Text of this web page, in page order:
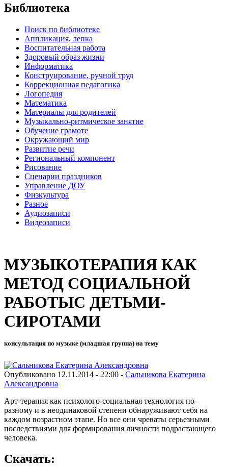
Библиотека
Поиск по библиотеке
Аппликация, лепка
Воспитательная работа
Здоровый образ жизни
Информатика
Конструирование, ручной труд
Коррекционная педагогика
Логопедия
Математика
Материалы для родителей
Музыкально-ритмическое занятие
Обучение грамоте
Окружающий мир
Развитие речи
Региональный компонент
Рисование
Сценарии праздников
Управление ДОУ
Физкультура
Разное
Аудиозаписи
Видеозаписи
МУЗЫКОТЕРАПИЯ КАК
МЕТОД СОЦИАЛЬНОЙ
РАБОТЫС ДЕТЬМИ-
СИРОТАМИ
консультация по музыке (младшая группа) на тему
Опубликовано 12.11.2014 - 22:00 - Сальникова Екатерина
Александровна
Арт-терапия как психолого-социальная технология по-
разному и в неодинаковой степени обнаруживают себя на
каждом возрастном этапе. Но все они чреваты серьезными
последствиями для формирования личности подрастающего
человека.
Скачать: